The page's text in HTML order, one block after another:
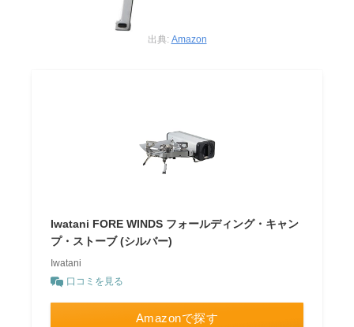
出典: Amazon
Iwatani FORE WINDS フォールディング・キャン
プ・ストーブ (シルバー)
Iwatani
口コミを見る
Amazonで探す